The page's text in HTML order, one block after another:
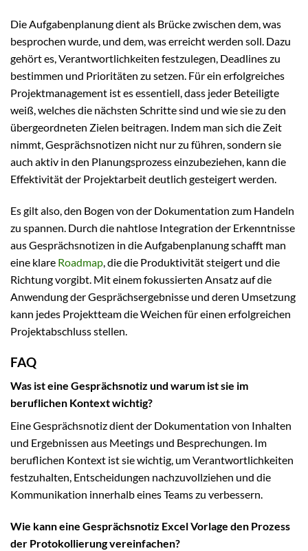
Die Aufgabenplanung dient als Brücke zwischen dem, was
besprochen wurde, und dem, was erreicht werden soll. Dazu
gehört es, Verantwortlichkeiten festzulegen, Deadlines zu
bestimmen und Prioritäten zu setzen. Für ein erfolgreiches
Projektmanagement ist es essentiell, dass jeder Beteiligte
weiß, welches die nächsten Schritte sind und wie sie zu den
übergeordneten Zielen beitragen. Indem man sich die Zeit
nimmt, Gesprächsnotizen nicht nur zu führen, sondern sie
auch aktiv in den Planungsprozess einzubeziehen, kann die
Effektivität der Projektarbeit deutlich gesteigert werden.
Es gilt also, den Bogen von der Dokumentation zum Handeln
zu spannen. Durch die nahtlose Integration der Erkenntnisse
aus Gesprächsnotizen in die Aufgabenplanung schafft man
eine klare Roadmap, die die Produktivität steigert und die
Richtung vorgibt. Mit einem fokussierten Ansatz auf die
Anwendung der Gesprächsergebnisse und deren Umsetzung
kann jedes Projektteam die Weichen für einen erfolgreichen
Projektabschluss stellen.
FAQ
Was ist eine Gesprächsnotiz und warum ist sie im
beruflichen Kontext wichtig?
Eine Gesprächsnotiz dient der Dokumentation von Inhalten
und Ergebnissen aus Meetings und Besprechungen. Im
beruflichen Kontext ist sie wichtig, um Verantwortlichkeiten
festzuhalten, Entscheidungen nachzuvollziehen und die
Kommunikation innerhalb eines Teams zu verbessern.
Wie kann eine Gesprächsnotiz Excel Vorlage den Prozess
der Protokollierung vereinfachen?